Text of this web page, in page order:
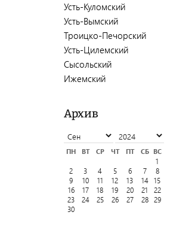
Усть-Куломский
Усть-Вымский
Троицко-Печорский
Усть-Цилемский
Сысольский
Ижемский
Архив
ПН ВТ СР ЧТ ПТ СБ ВС
1
2
3 4 5 6 7
8
9
10 11 12 13 14
15
16
17 18 19 20 21
22
23
24 25 26 27 28
29
30